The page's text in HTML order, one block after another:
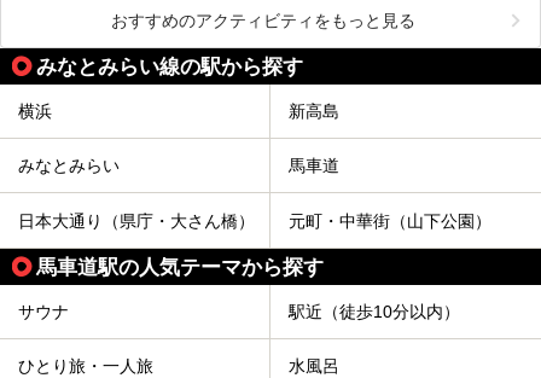
おすすめのアクティビティをもっと見る
みなとみらい線の駅から探す
横浜 新高島
みなとみらい 馬車道
日本大通り（県庁・大さん橋） 元町・中華街（山下公園）
馬車道駅の人気テーマから探す
サウナ 駅近（徒歩10分以内）
ひとり旅・一人旅 水風呂